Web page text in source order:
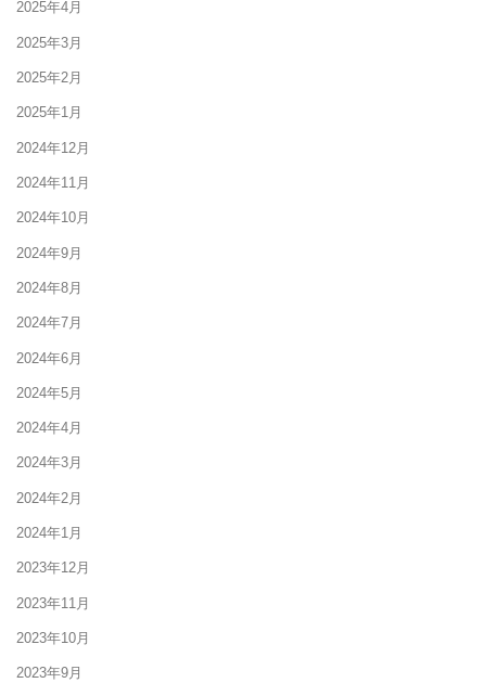
2025年4月
2025年3月
2025年2月
2025年1月
2024年12月
2024年11月
2024年10月
2024年9月
2024年8月
2024年7月
2024年6月
2024年5月
2024年4月
2024年3月
2024年2月
2024年1月
2023年12月
2023年11月
2023年10月
2023年9月